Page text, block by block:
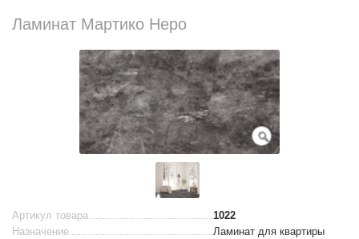
Ламинат Мартико Неро
1022
Артикул товара
Ламинат для квартиры
Назначение